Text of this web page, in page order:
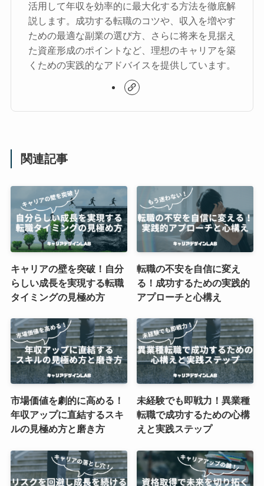
活用して年収を効率的に最大化する方法を徹底解
説します。成功する転職のコツや、収入を増やす
ための最適な副業の選び方、さらに将来を見据え
た資産形成のポイントなど、理想のキャリアを築
くための実践的なアドバイスを提供しています。
関連記事
キャリアの壁を突破！自分
らしい成長を実現する転職
タイミングの見極め方
転職の不安を自信に変え
る！成功するための実践的
アプローチと心構え
市場価値を劇的に高める！
年収アップに直結するスキ
ルの見極め方と磨き方
未経験でも即戦力！異業種
転職で成功するための心構
えと実践ステップ